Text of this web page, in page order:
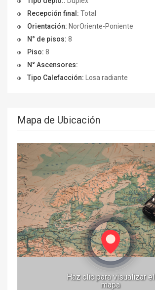
Recepción final: Total
Orientación: NorOriente-Poniente
N° de pisos: 8
Piso: 8
N° Ascensores:
Tipo Calefacción: Losa radiante
Mapa de Ubicación
Haz clic para visualizar el
mapa